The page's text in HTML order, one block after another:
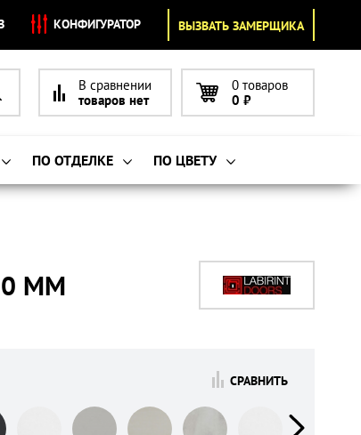
КОНФИГУРАТОР ВЫЗВАТЬ ЗАМЕРЩИКА
В сравнении
товаров нет
0 товаров
0 ₽
ПО ОТДЕЛКЕ ПО ЦВЕТУ
ММ
СРАВНИТЬ